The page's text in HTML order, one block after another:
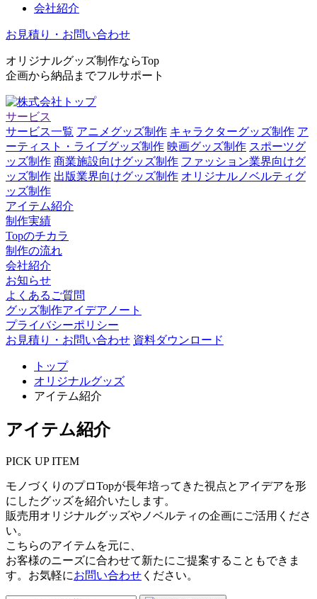
会社紹介
お見積り・お問い合わせ
オリジナルグッズ制作ならTop
企画から納品までフルサポート
サービス
サービス一覧 アニメグッズ制作 キャラクターグッズ制作 ア
ーティスト・ライブグッズ制作 映画グッズ制作 スポーツグ
ッズ制作 商業施設向けグッズ制作 ファッション業界向けグ
ッズ制作 出版業界向けグッズ制作 オリジナルノベルティグ
ッズ制作
アイテム紹介
制作実績
Topのチカラ
制作の流れ
会社紹介
お知らせ
よくあるご質問
グッズ制作アイデアノート
プライバシーポリシー
お見積り・お問い合わせ 資料ダウンロード
トップ
オリジナルグッズ
アイテム紹介
アイテム紹介
PICK UP ITEM
モノづくりのプロTopが長年培ってきた視点とアイデアを形
にしたグッズを紹介いたします。
販売用オリジナルグッズやノベルティの企画にご活用くださ
い。
こちらのアイテムを元に、
お客様のニーズに合わせて新たにご提案することもできま
す。お気軽にお問い合わせ ください。